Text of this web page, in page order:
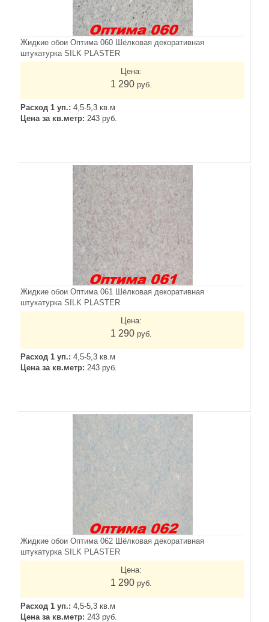
Жидкие обои Оптима 060 Шёлковая декоративная
штукатурка SILK PLASTER
Цена:
1 290 руб.
Расход 1 уп.: 4,5-5,3 кв.м
Цена за кв.метр: 243 руб.
Жидкие обои Оптима 061 Шёлковая декоративная
штукатурка SILK PLASTER
Цена:
1 290 руб.
Расход 1 уп.: 4,5-5,3 кв.м
Цена за кв.метр: 243 руб.
Жидкие обои Оптима 062 Шёлковая декоративная
штукатурка SILK PLASTER
Цена:
1 290 руб.
Расход 1 уп.: 4,5-5,3 кв.м
Цена за кв.метр: 243 руб.